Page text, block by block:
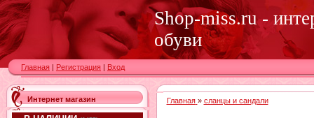
Shop-miss.ru -
обуви
Главная | Регистрация | Вход
Интернет магазин Главная » сланцы и сандали